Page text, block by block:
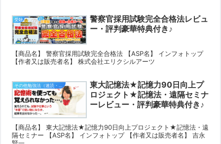
受験
警察官採用試験完全合格法レビュ
ー・評判豪華特典付き♪
【商品名】 警察官採用試験完全合格法 【ASP名】 インフォトップ
【作者又は販売者名】 株式会社エリクシルアーツ
東大記憶法★記憶力90日向上プ
ロジェクト★記憶法・遠隔セミナ
ーレビュー・評判豪華特典付き♪
【商品名】 東大記憶法★記憶力90日向上プロジェクト★記憶法・遠
隔セミナー 【ASP名】 インフォトップ 【作者又は販売者名】 吉永